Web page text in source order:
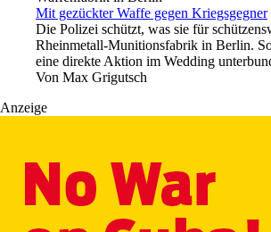
Mit gezückter Waffe gegen Kriegsgegner
Die Polizei schützt, was sie für
Rheinmetall-Munitionsfabrik in Berlin.
eine direkte Aktion im Wedding
Von Max Grigutsch
Anzeige